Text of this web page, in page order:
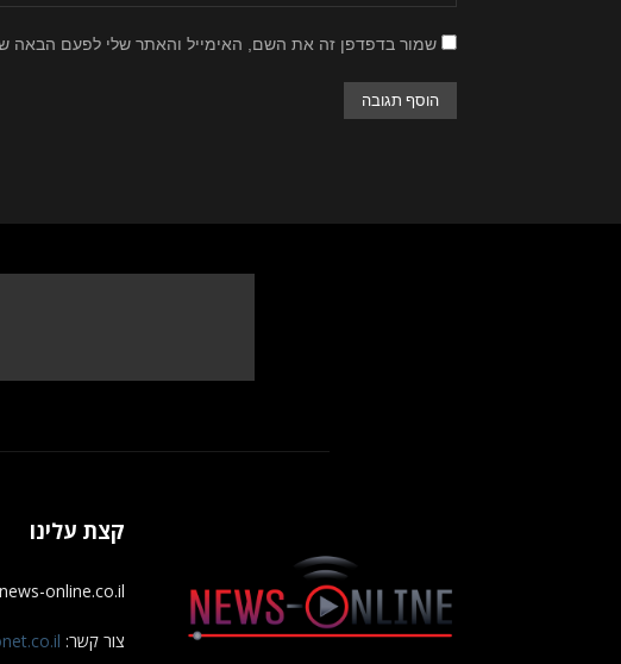
שמור בדפדפן זה את השם, האימייל והאתר שלי לפעם הבאה
קצת עלינו
news-online.co.il - חדשות עסקים קטנים באינטרנט.
צור קשר: